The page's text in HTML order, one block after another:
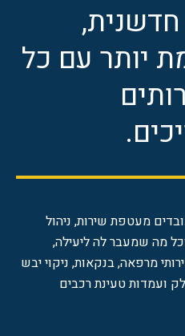
יותר עם כל
מעטפת שירות, ניהול
מה שמעבר לה ליעילה,
מרפאה, בנקאות, ניקוי יבש
ועמדות טעינת רכבים